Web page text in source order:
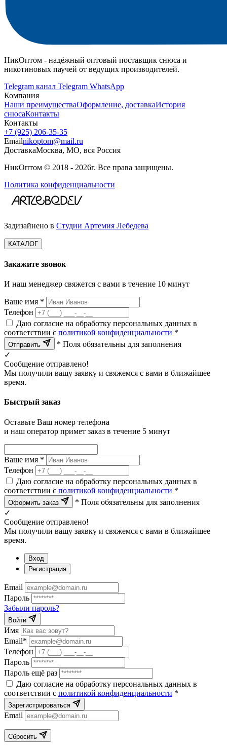
НикОптом - надёжный оптовый поставщик снюса и
никотиновых паучей от ведущих производителей.
Telegram канал Telegram WhatsApp
Компания
Наши преимуществаОформление, доставкаИстория
снюсаКонтакты
Контакты
+7 (925) 206‑35‑35
Emailnikoptom@mail.ru
ДоставкаМосква, МО, вся Россия
НикОптом © 2018 - 2026г. Все права защищены.
Политика конфиденциальности
Задизайнено в Студии Артемия Лебедева
КАТАЛОГ
Закажите звонок
И наш менеджер свяжется с вами в течение 10 минут
Ваше имя *
Телефон
Даю согласие на обработку персональных данных в
соответствии с политикой конфиденциальности *
Отправить
* Поля обязательны для заполнения
✓
Сообщение отправлено!
Мы получили вашу заявку и свяжемся с вами в ближайшее
время.
Быстрый заказ
Оставьте Ваш номер телефона
и наш оператор примет заказ в течение 5 минут
Ваше имя *
Телефон
Даю согласие на обработку персональных данных в
соответствии с политикой конфиденциальности *
Оформить заказ
* Поля обязательны для заполнения
✓
Сообщение отправлено!
Мы получили вашу заявку и свяжемся с вами в ближайшее
время.
Вход
Регистрация
Email
Пароль
Забыли пароль?
Войти
Имя
Email*
Телефон
Пароль
Пароль ещё раз
Даю согласие на обработку персональных данных в
соответствии с политикой конфиденциальности *
Зарегистрироваться
Email
Сбросить